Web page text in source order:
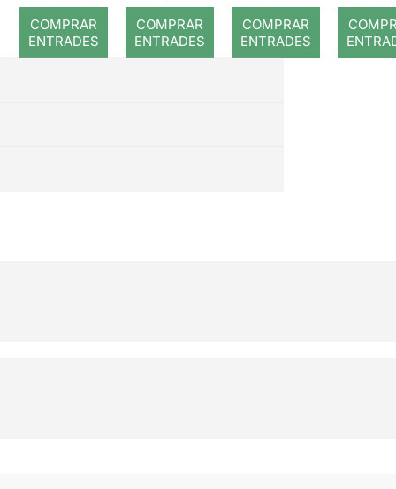
COMPRAR
ENTRADES
COMPRAR
ENTRADES
COMPRAR
ENTRADES